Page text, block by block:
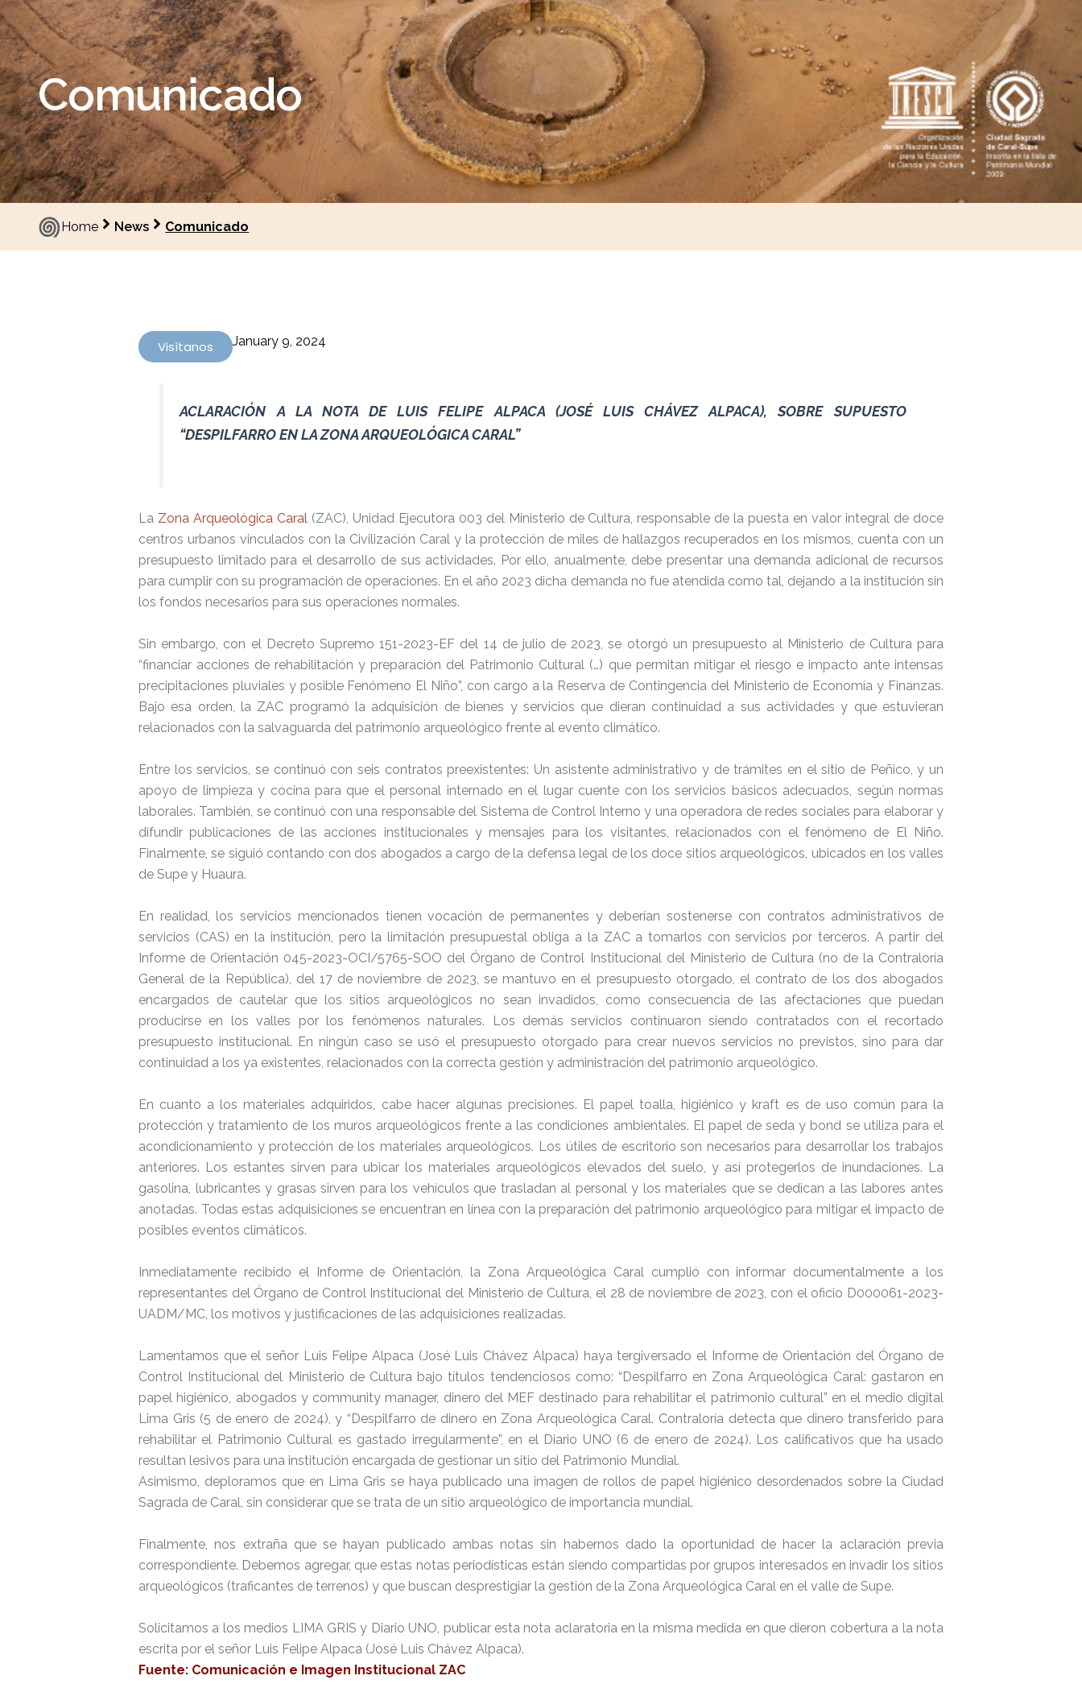
Comunicado
Home News Comunicado
Visítanos January 9, 2024
ACLARACIÓN A LA NOTA DE LUIS FELIPE ALPACA (JOSÉ LUIS CHÁVEZ ALPACA), SOBRE SUPUESTO
“DESPILFARRO EN LA ZONA ARQUEOLÓGICA CARAL”
La Zona Arqueológica Caral(ZAC), Unidad Ejecutora 003 del Ministerio de Cultura, responsable de la puesta en valor integral de doce
centros urbanos vinculados con la Civilización Caral y la protección de miles de hallazgos recuperados en los mismos, cuenta con un
presupuesto limitado para el desarrollo de sus actividades. Por ello, anualmente, debe presentar una demanda adicional de recursos
para cumplir con su programación de operaciones. En el año 2023 dicha demanda no fue atendida como tal, dejando a la institución sin
los fondos necesarios para sus operaciones normales.
Sin embargo, con el Decreto Supremo 151-2023-EF del 14 de julio de 2023, se otorgó un presupuesto al Ministerio de Cultura para
“financiar acciones de rehabilitación y preparación del Patrimonio Cultural (…) que permitan mitigar el riesgo e impacto ante intensas
precipitaciones pluviales y posible Fenómeno El Niño”, con cargo a la Reserva de Contingencia del Ministerio de Economía y Finanzas.
Bajo esa orden, la ZAC programó la adquisición de bienes y servicios que dieran continuidad a sus actividades y que estuvieran
relacionados con la salvaguarda del patrimonio arqueológico frente al evento climático.
Entre los servicios, se continuó con seis contratos preexistentes: Un asistente administrativo y de trámites en el sitio de Peñico, y un
apoyo de limpieza y cocina para que el personal internado en el lugar cuente con los servicios básicos adecuados, según normas
laborales. También, se continuó con una responsable del Sistema de Control Interno y una operadora de redes sociales para elaborar y
difundir publicaciones de las acciones institucionales y mensajes para los visitantes, relacionados con el fenómeno de El Niño.
Finalmente, se siguió contando con dos abogados a cargo de la defensa legal de los doce sitios arqueológicos, ubicados en los valles
de Supe y Huaura.
En realidad, los servicios mencionados tienen vocación de permanentes y deberían sostenerse con contratos administrativos de
servicios (CAS) en la institución, pero la limitación presupuestal obliga a la ZAC a tomarlos con servicios por terceros. A partir del
Informe de Orientación 045-2023-OCI/5765-SOO del Órgano de Control Institucional del Ministerio de Cultura (no de la Contraloría
General de la República), del 17 de noviembre de 2023, se mantuvo en el presupuesto otorgado, el contrato de los dos abogados
encargados de cautelar que los sitios arqueológicos no sean invadidos, como consecuencia de las afectaciones que puedan
producirse en los valles por los fenómenos naturales. Los demás servicios continuaron siendo contratados con el recortado
presupuesto institucional. En ningún caso se usó el presupuesto otorgado para crear nuevos servicios no previstos, sino para dar
continuidad a los ya existentes, relacionados con la correcta gestión y administración del patrimonio arqueológico.
En cuanto a los materiales adquiridos, cabe hacer algunas precisiones. El papel toalla, higiénico y kraft es de uso común para la
protección y tratamiento de los muros arqueológicos frente a las condiciones ambientales. El papel de seda y bond se utiliza para el
acondicionamiento y protección de los materiales arqueológicos. Los útiles de escritorio son necesarios para desarrollar los trabajos
anteriores. Los estantes sirven para ubicar los materiales arqueológicos elevados del suelo, y así protegerlos de inundaciones. La
gasolina, lubricantes y grasas sirven para los vehículos que trasladan al personal y los materiales que se dedican a las labores antes
anotadas. Todas estas adquisiciones se encuentran en línea con la preparación del patrimonio arqueológico para mitigar el impacto de
posibles eventos climáticos.
Inmediatamente recibido el Informe de Orientación, la Zona Arqueológica Caral cumplió con informar documentalmente a los
representantes del Órgano de Control Institucional del Ministerio de Cultura, el 28 de noviembre de 2023, con el oficio D000061-2023-
UADM/MC, los motivos y justificaciones de las adquisiciones realizadas.
Lamentamos que el señor Luis Felipe Alpaca (José Luis Chávez Alpaca) haya tergiversado el Informe de Orientación del Órgano de
Control Institucional del Ministerio de Cultura bajo títulos tendenciosos como: “Despilfarro en Zona Arqueológica Caral: gastaron en
papel higiénico, abogados y community manager, dinero del MEF destinado para rehabilitar el patrimonio cultural” en el medio digital
Lima Gris (5 de enero de 2024), y “Despilfarro de dinero en Zona Arqueológica Caral. Contraloría detecta que dinero transferido para
rehabilitar el Patrimonio Cultural es gastado irregularmente”, en el Diario UNO (6 de enero de 2024). Los calificativos que ha usado
resultan lesivos para una institución encargada de gestionar un sitio del Patrimonio Mundial.
Asimismo, deploramos que en Lima Gris se haya publicado una imagen de rollos de papel higiénico desordenados sobre la Ciudad
Sagrada de Caral, sin considerar que se trata de un sitio arqueológico de importancia mundial.
Finalmente, nos extraña que se hayan publicado ambas notas sin habernos dado la oportunidad de hacer la aclaración previa
correspondiente. Debemos agregar, que estas notas periodísticas están siendo compartidas por grupos interesados en invadir los sitios
arqueológicos (traficantes de terrenos) y que buscan desprestigiar la gestión de la Zona Arqueológica Caral en el valle de Supe.
Solicitamos a los medios LIMA GRIS y Diario UNO, publicar esta nota aclaratoria en la misma medida en que dieron cobertura a la nota
escrita por el señor Luis Felipe Alpaca (José Luis Chávez Alpaca).
Fuente: Comunicación e Imagen Institucional ZAC